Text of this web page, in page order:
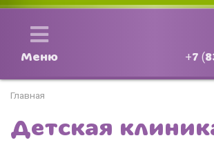
Меню +7
Главная
Детская